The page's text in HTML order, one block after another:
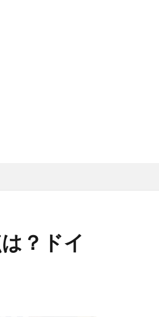
？ドイ